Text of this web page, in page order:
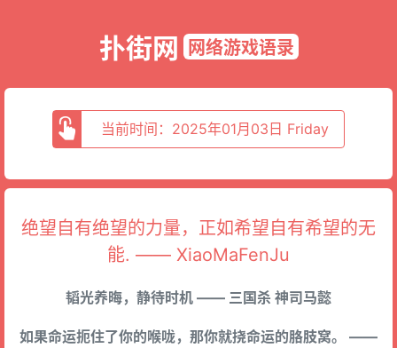
扑街网 网络游戏语录
当前时间：2025年01月03日 Friday
绝望自有绝望的力量，正如希望自有希望的无
能. —— XiaoMaFenJu
韬光养晦，静待时机 —— 三国杀 神司马懿
如果命运扼住了你的喉咙，那你就挠命运的胳肢窝。 ——